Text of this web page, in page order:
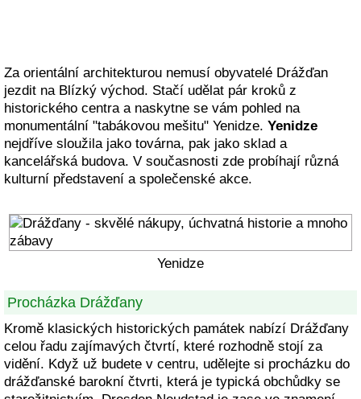
Za orientální architekturou nemusí obyvatelé Drážďan
jezdit na Blízký východ. Stačí udělat pár kroků z
historického centra a naskytne se vám pohled na
monumentální "tabákovou mešitu" Yenidze. Yenidze
nejdříve sloužila jako továrna, pak jako sklad a
kancelářská budova. V současnosti zde probíhají různá
kulturní představení a společenské akce.
Yenidze
Procházka Drážďany
Kromě klasických historických památek nabízí Drážďany
celou řadu zajímavých čtvrtí, které rozhodně stojí za
vidění. Když už budete v centru, udělejte si procházku do
drážďanské barokní čtvrti, která je typická obchůdky se